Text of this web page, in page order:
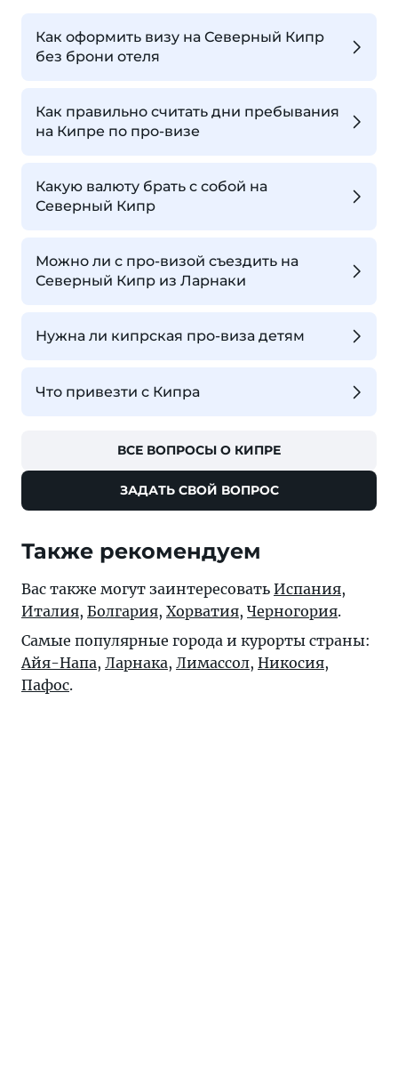
Как оформить визу на Северный Кипр
без брони отеля
Как правильно считать дни пребывания
на Кипре по про-визе
Какую валюту брать с собой на
Северный Кипр
Можно ли с про-визой съездить на
Северный Кипр из Ларнаки
Нужна ли кипрская про-виза детям
Что привезти с Кипра
ВСЕ ВОПРОСЫ О КИПРЕ
ЗАДАТЬ СВОЙ ВОПРОС
Также рекомендуем
Вас также могут заинтересовать Испания,
Италия, Болгария, Хорватия, Черногория.
Самые популярные города и курорты страны:
Айя-Напа, Ларнака, Лимассол, Никосия,
Пафос.